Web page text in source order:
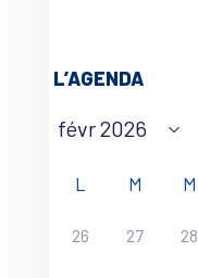
L’AGENDA
L M M
26 27 28